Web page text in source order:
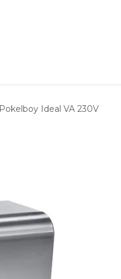
Ideal VA 230V